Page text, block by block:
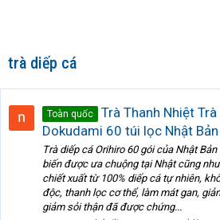
trà diếp cá
Toàn quốc
Trà Thanh Nhiệt
Dokudami 60 túi lọc Nhật Bản
Trà diếp cá Orihiro 60 gói của Nhật
biến được ưa chuộng tại Nhật cũng
chiết xuất từ 100% diếp cá tự nhiên,
độc, thanh lọc cơ thể, làm mát gan,
giảm sỏi thận đã được chứng...